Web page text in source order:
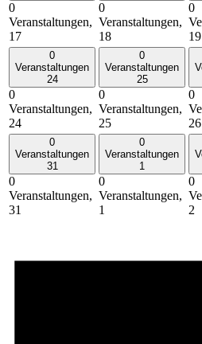
0
Veranstaltungen,
17
0
Veranstaltungen,
18
0
19
0
Veranstaltungen
24
0
Veranstaltungen,
24
0
Veranstaltungen
25
0
Veranstaltungen,
25
0
26
0
Veranstaltungen
31
0
Veranstaltungen,
31
0
Veranstaltungen
1
0
Veranstaltungen,
1
0
2